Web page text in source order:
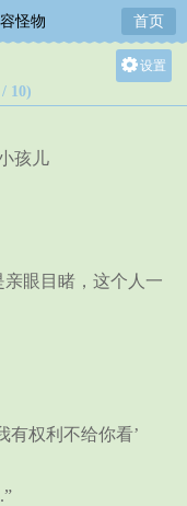
怪物 首页
设置
10)
孩儿
眼目睹，这个人一
权利不给你看’